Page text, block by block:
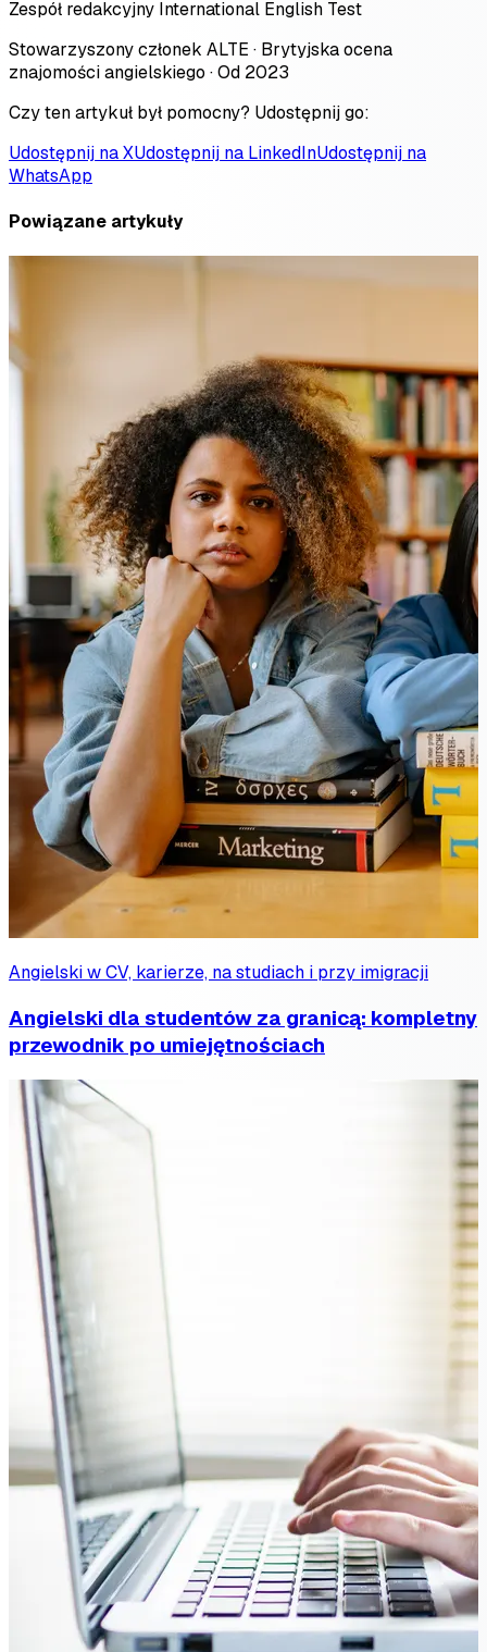
Zespół redakcyjny International English Test
Stowarzyszony członek ALTE · Brytyjska ocena
znajomości angielskiego · Od 2023
Czy ten artykuł był pomocny? Udostępnij go:
Udostępnij na XUdostępnij na LinkedInUdostępnij na
WhatsApp
Powiązane artykuły
Angielski w CV, karierze, na studiach i przy imigracji
Angielski dla studentów za granicą: kompletny
przewodnik po umiejętnościach